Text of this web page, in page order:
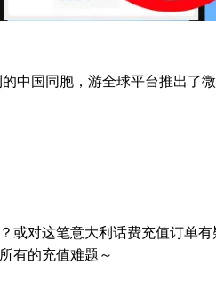
中国同胞，游全球平台推出了
或对这笔意大利话费充值订单
有的充值难题～